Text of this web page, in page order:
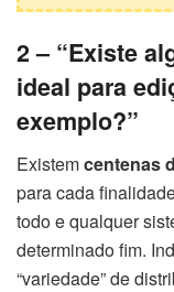
2 – “Existe
ideal para
exemplo?”
Existemcentenas
para cada
todo e qualquer
determinado fim.
“variedade” de